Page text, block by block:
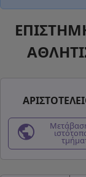
public